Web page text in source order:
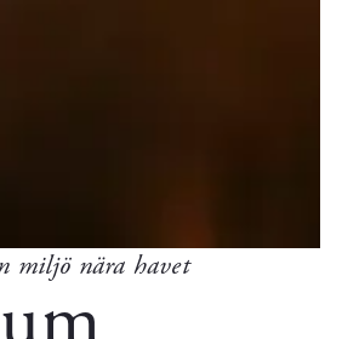
miljö nära havet